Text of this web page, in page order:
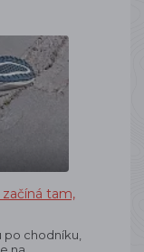
začíná tam,
po chodníku,